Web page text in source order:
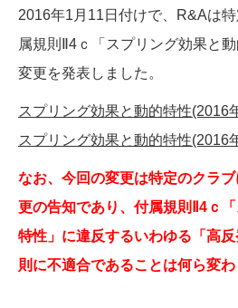
2016年1月11日付けで、R&Aは
属規則Ⅱ4ｃ「スプリング効果と
変更を発表しました。
スプリング効果と動的特性(2016
スプリング効果と動的特性(2016
なお、今回の変更は特定のクラ
更の告知であり、付属規則Ⅱ4ｃ
特性」に違反するいわゆる「高
則に不適合であることは何ら変わ